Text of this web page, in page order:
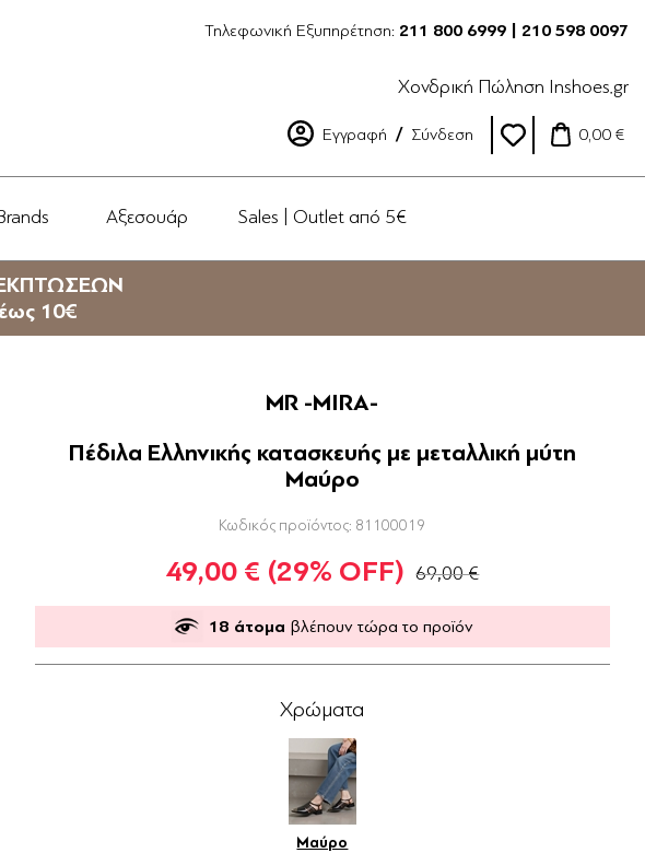
Τηλεφωνική Εξυπηρέτηση: 211 800 6999 | 210 598 0097
Χονδρική Πώληση Inshoes.gr
Εγγραφή Σύνδεση 0,00 €
Αξεσουάρ Sales | Outlet από 5€
ΕΚΠΤΩΣΕΩΝ
10€
MR -MIRA-
Πέδιλα Ελληνικής κατασκευής με μεταλλική μύτη
Μαύρο
Κωδικός προϊόντος: 81100019
49,00 € (29% OFF) 69,00 €
18 άτομα βλέπουν τώρα το προϊόν
Χρώματα
Μαύρο